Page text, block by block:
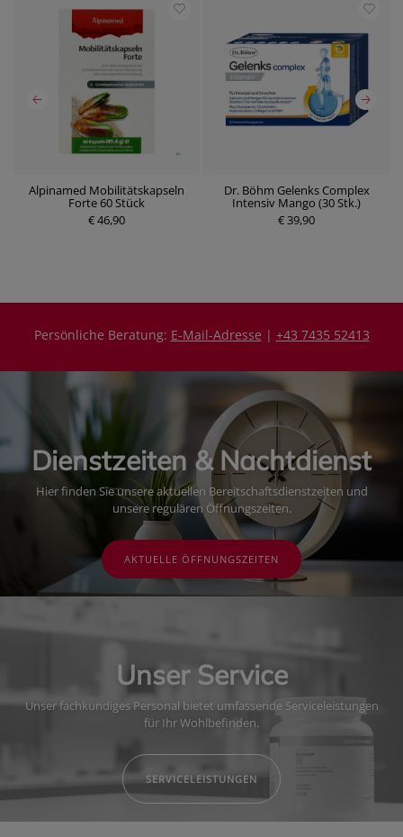
Alpinamed Mobilitätskapseln
Forte 60 Stück
€ 46,90
Dr. Böhm Gelenks Complex
Intensiv Mango (30 Stk.)
€ 39,90
P
Persönliche Beratung: E-Mail-Adresse | +43 7435 52413
Dienstzeiten & Nachtdienst
Hier finden Sie unsere aktuellen Bereitschaftsdienstzeiten und
unsere regulären Öffnungszeiten.
AKTUELLE ÖFFNUNGSZEITEN
Unser Service
Unser fachkundiges Personal bietet umfassende Serviceleistungen
für Ihr Wohlbefinden.
SERVICELEISTUNGEN